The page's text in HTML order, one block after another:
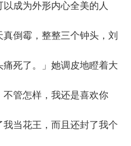
成为外形内心全美的人
倒霉，整整三个钟头，刘
死了。」她调皮地瞪着大
管怎样，我还是喜欢你
当花王，而且还封了我个